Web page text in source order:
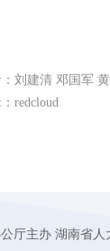
刘建清 邓国军
redcloud
厅主办 湖南省人